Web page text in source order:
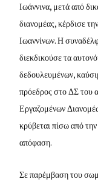
Ιωάννινα, μετά από
διανομέας, κέρδισε
Ιωαννίνων. Η
διεκδικούσε τα
δεδουλευμένων,
πρόεδρος στο ΔΣ του
Εργαζομένων
κρύβεται πίσω από
απόφαση.
Σε παρέμβαση του